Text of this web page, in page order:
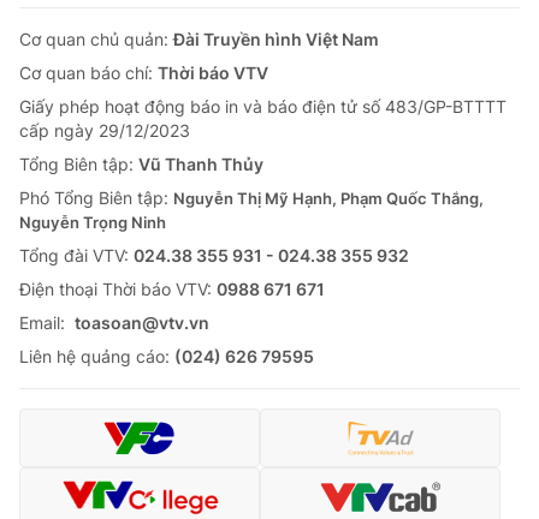
Cơ quan chủ quản:Đài Truyền hình Việt Nam
Cơ quan báo chí: Thời báo VTV
Giấy phép hoạt động báo in và báo điện tử số 483/GP-BTTTT
cấp ngày 29/12/2023
Tổng Biên tập: Vũ Thanh Thủy
Phó Tổng Biên tập: Nguyễn Thị Mỹ Hạnh, Phạm Quốc Thắng,
Nguyễn Trọng Ninh
Tổng đài VTV: 024.38 355 931 - 024.38 355 932
Ðiện thoại Thời báo VTV: 0988 671 671
Email: toasoan@vtv.vn
Liên hệ quảng cáo: (024) 626 79595